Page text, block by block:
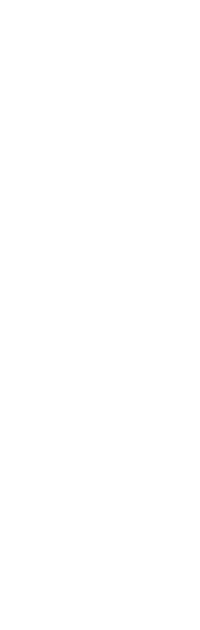
della varietà
biologica di